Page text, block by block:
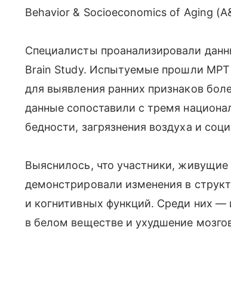
Behavior & Socioeconomics of Aging
Специалисты проанализировали
Brain Study. Испытуемые прошли МРТ
для выявления ранних признаков
данные сопоставили с тремя
бедности, загрязнения воздуха и
Выяснилось, что участники,
демонстрировали изменения в
и когнитивных функций. Среди них —
в белом веществе и ухудшение